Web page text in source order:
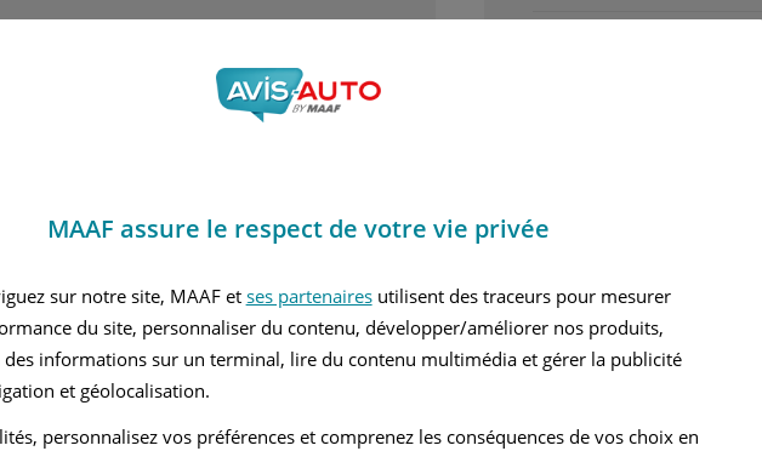
- GPS embarqué (préférez
- entretien pouvant être
bien plus raisonnable chez
par Thierry, en janvier 2026
4.5 / 5
Avez-vous trouvé cet avis
Rédigé par Olivier, en
MAAF assure le respect de votre vie privée
sur notre site, MAAF et ses partenairesutilisent des traceurs pour mesurer
du site, personnaliser du contenu, développer/améliorer nos produits,
des informations sur un terminal, lire du contenu multimédia et gérer la publicité
et géolocalisation.
personnalisez vos préférences et comprenez les conséquences de vos choix en